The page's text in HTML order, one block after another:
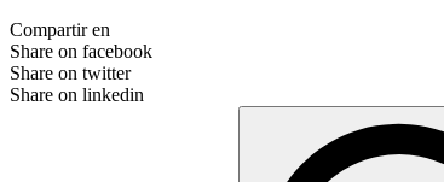
Compartir en
Share on facebook
Share on twitter
Share on linkedin